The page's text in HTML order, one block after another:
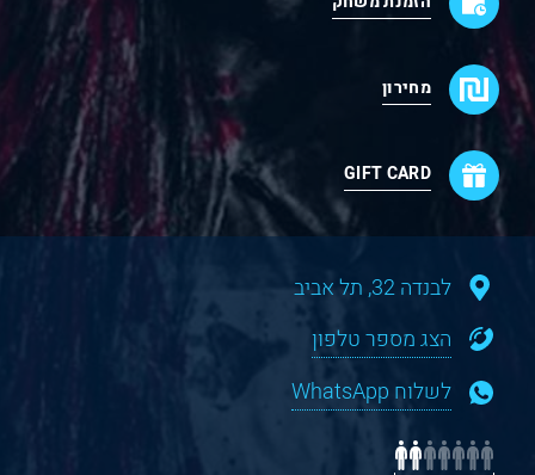
מחירון
GIFT CARD
לבנדה 32, תל אביב
הצג מספר טלפון
לשלוח WhatsApp